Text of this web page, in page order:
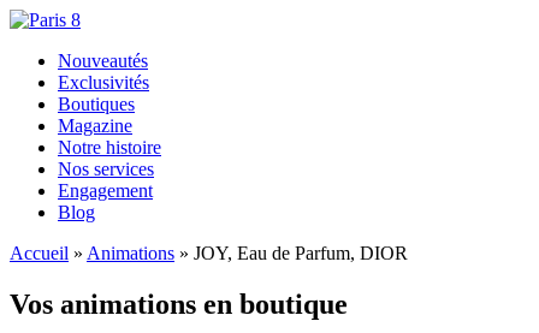
Nouveautés
Exclusivités
Boutiques
Magazine
Notre histoire
Nos services
Engagement
Blog
Accueil » Animations » JOY, Eau de Parfum, DIOR
Vos animations en boutique